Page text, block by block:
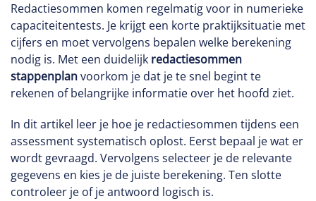
Redactiesommen komen regelmatig voor in numerieke
capaciteitentests. Je krijgt een korte praktijksituatie met
cijfers en moet vervolgens bepalen welke berekening
nodig is. Met een duidelijk redactiesommen
stappenplanvoorkom je dat je te snel begint te
rekenen of belangrijke informatie over het hoofd ziet.
In dit artikel leer je hoe je redactiesommen tijdens een
assessment systematisch oplost. Eerst bepaal je wat er
wordt gevraagd. Vervolgens selecteer je de relevante
gegevens en kies je de juiste berekening. Ten slotte
controleer je of je antwoord logisch is.